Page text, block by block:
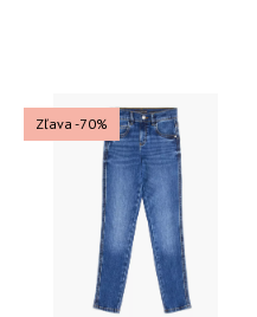
Zľava -70%